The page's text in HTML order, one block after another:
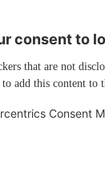
consent to
that are not
add this content to
Consent